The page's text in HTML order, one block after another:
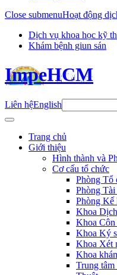
Close submenuHoạt động
Dịch vụ khoa học kỹ
Khám bệnh giun sán
ImpeHCM
Liên hệEnglish
Trang chủ
Giới thiệu
Hình thành và
Cơ cấu tổ chức
Phòng Tổ
Phòng
Phòng Kế
Khoa
Khoa Côn
Khoa Ký
Khoa Xét
Khoa
Trung